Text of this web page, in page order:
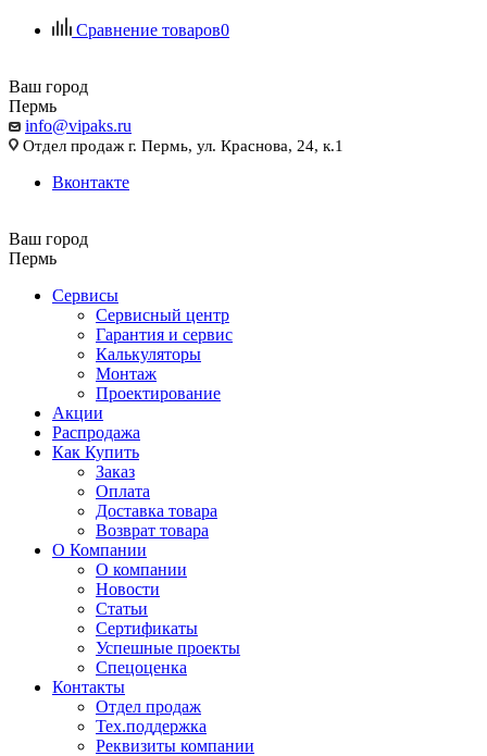
Сравнение товаров0
Ваш город
Пермь
info@vipaks.ru
Отдел продаж г. Пермь, ул. Краснова, 24, к.1
Вконтакте
Ваш город
Пермь
Сервисы
Сервисный центр
Гарантия и сервис
Калькуляторы
Монтаж
Проектирование
Акции
Распродажа
Как Купить
Заказ
Оплата
Доставка товара
Возврат товара
О Компании
О компании
Новости
Статьи
Сертификаты
Успешные проекты
Спецоценка
Контакты
Отдел продаж
Тех.поддержка
Реквизиты компании